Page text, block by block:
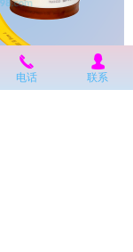
끅
电话
넙
联系